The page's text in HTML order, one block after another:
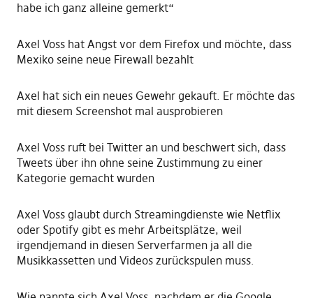
habe ich ganz alleine gemerkt“
Axel Voss hat Angst vor dem Firefox und möchte, dass
Mexiko seine neue Firewall bezahlt
Axel hat sich ein neues Gewehr gekauft. Er möchte das
mit diesem Screenshot mal ausprobieren
Axel Voss ruft bei Twitter an und beschwert sich, dass
Tweets über ihn ohne seine Zustimmung zu einer
Kategorie gemacht wurden
Axel Voss glaubt durch Streamingdienste wie Netflix
oder Spotify gibt es mehr Arbeitsplätze, weil
irgendjemand in diesen Serverfarmen ja all die
Musikkassetten und Videos zurückspulen muss.